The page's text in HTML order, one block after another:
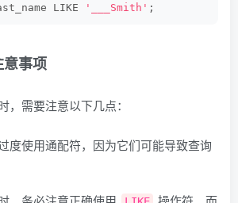
LIKE
'___Smith' ;
事项
，需要注意以下几点：
度使用通配符，因为它们可能导致查询